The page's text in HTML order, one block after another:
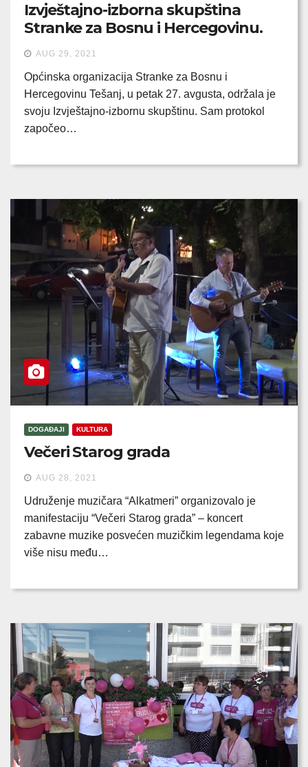
Izvještajno-izborna skupština
Stranke za Bosnu i Hercegovinu.
AUG 29, 2021
Općinska organizacija Stranke za Bosnu i
Hercegovinu Tešanj, u petak 27. avgusta, održala je
svoju Izvještajno-izbornu skupštinu. Sam protokol
započeo…
DOGAĐAJI KULTURA
Večeri Starog grada
AUG 28, 2021
Udruženje muzičara “Alkatmeri” organizovalo je
manifestaciju “Večeri Starog grada” – koncert
zabavne muzike posvećen muzičkim legendama koje
više nisu među…